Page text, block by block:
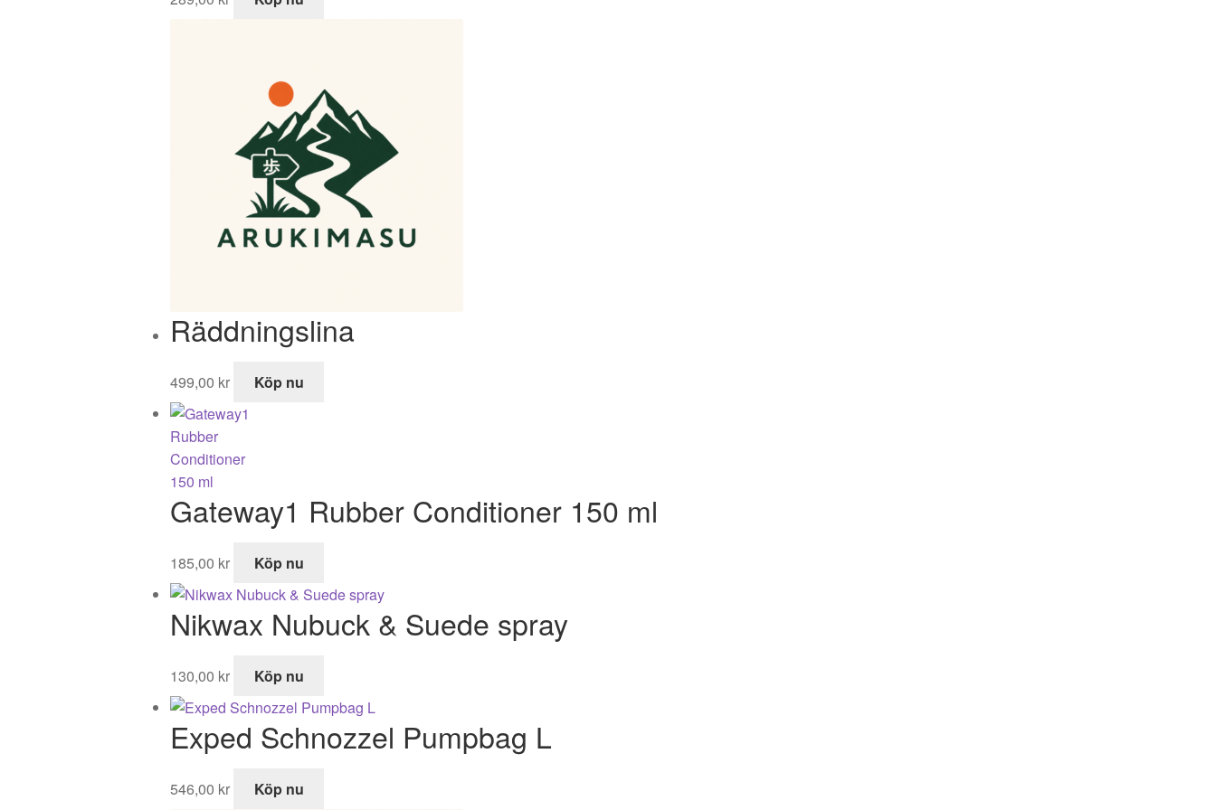
Räddningslina
499,00 kr Köp nu
Gateway1 Rubber Conditioner 150 ml
185,00 kr Köp nu
Nikwax Nubuck & Suede spray
130,00 kr Köp nu
Exped Schnozzel Pumpbag L
546,00 kr Köp nu